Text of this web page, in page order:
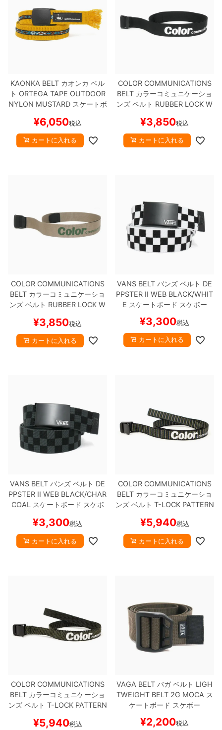
KAONKA BELT カオンカ ベル
ト ORTEGA TAPE OUTDOOR
NYLON MUSTARDスケートボ
¥6,050税込
カートに入れる
COLOR COMMUNICATIONS
BELT カラーコミュニケーショ
ンズ ベルト RUBBER LOCK W
スケボー
¥3,850税込
カートに入れる
COLOR COMMUNICATIONS
BELT カラーコミュニケーショ
ンズ ベルト RUBBER LOCK W
ケボー
¥3,850税込
カートに入れる
VANS BELT バンズ ベルト DE
PPSTER II WEB BLACK/WHIT
E スケートボード スケボー
¥3,300税込
カートに入れる
VANS BELT バンズ ベルト DE
PPSTER II WEB BLACK/CHAR
COAL
スケートボード スケボ
¥3,300税込
カートに入れる
COLOR COMMUNICATIONS
BELT カラーコミュニケーショ
ンズベルト T-LOCK PATTERN
ートボード スケボー
¥5,940税込
カートに入れる
COLOR COMMUNICATIONS
BELT カラーコミュニケーショ
ンズベルト T-LOCK PATTERN
トボード スケボー
¥5,940税込
VAGA BELT バガベルト LIGH
TWEIGHT BELT 2G MOCA ス
ケートボード スケボー
¥2,200税込
8.5inch
8.6inch
8.8inch
9.0inch以上
8.6inch
8.7inch
8.9inch
65mm
70mm
75mm
メディア（雑誌・DVD・CD）
28cm
28.5cm
29.5cm
アンダーウエア
サイズの測り方